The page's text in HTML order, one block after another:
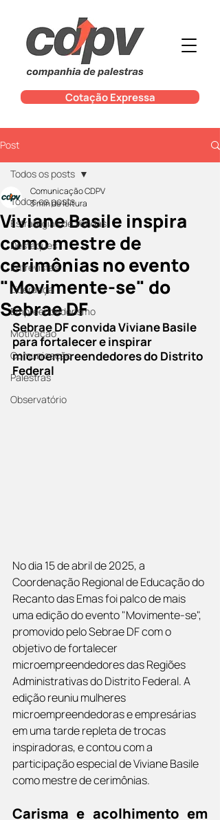
Cotação Expressa
Post
Todos os posts
Estratégias de Vendas
Destaques
Entrevistas
Liderança
Empreendedorismo
Motivação
Comunicação
Palestras
Observatório
Todos os posts
Viviane Basile inspira
como mestre de
cerimônias no evento
"Movimente-se" do
Sebrae DF
Comunicação CDPV
3 min de leitura
Sebrae DF convida Viviane Basile
para fortalecer e inspirar
microempreendedores do Distrito
Federal
No dia 15 de abril de 2025, a
Coordenação Regional de Educação do
Recanto das Emas foi palco de mais
uma edição do evento "Movimente-se",
promovido pelo Sebrae DF com o
objetivo de fortalecer
microempreendedores das Regiões
Administrativas do Distrito Federal. A
edição reuniu mulheres
microempreendedoras e empresárias
em uma tarde repleta de trocas
inspiradoras, e contou com a
participação especial de Viviane Basile
como mestre de cerimônias.
Carisma e acolhimento em